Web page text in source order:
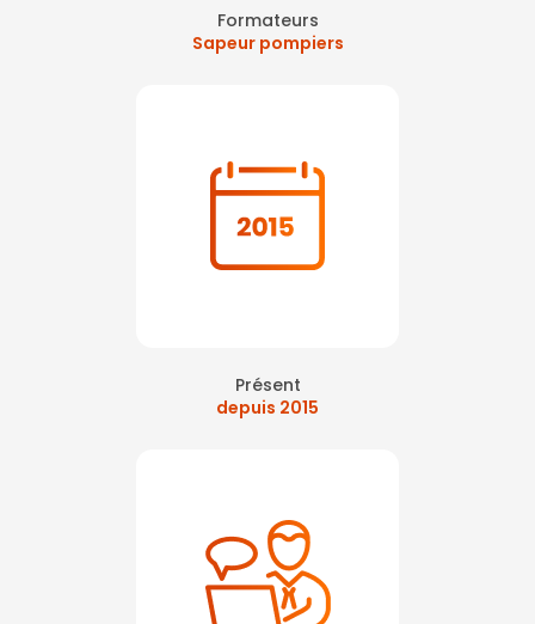
Formateurs
Sapeur pompiers
Présent
depuis 2015